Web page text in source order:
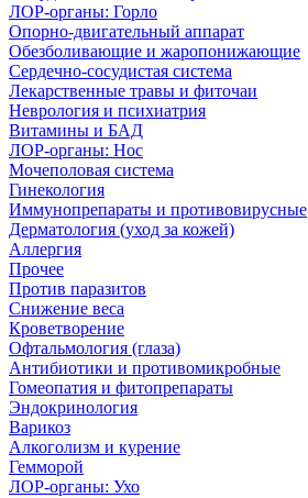
ЛОР-органы: Горло
Опорно-двигательный аппарат
Обезболивающие и жаропонижающие
Сердечно-сосудистая система
Лекарственные травы и фиточаи
Неврология и психиатрия
Витамины и БАД
ЛОР-органы: Нос
Мочеполовая система
Гинекология
Иммунопрепараты и противовирусные
Дерматология (уход за кожей)
Аллергия
Прочее
Против паразитов
Снижение веса
Кроветворение
Офтальмология (глаза)
Антибиотики и противомикробные
Гомеопатия и фитопрепараты
Эндокринология
Варикоз
Алкоголизм и курение
Гемморой
ЛОР-органы: Ухо